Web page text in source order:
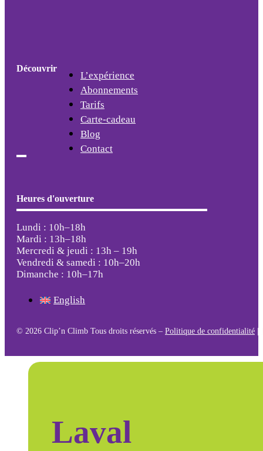
Découvrir
L’expérience
Abonnements
Tarifs
Carte-cadeau
Blog
Contact
Heures d'ouverture
Lundi : 10h–18h
Mardi : 13h–18h
Mercredi & jeudi : 13h – 19h
Vendredi & samedi : 10h–20h
Dimanche : 10h–17h
English
© 2026 Clip’n Climb Tous droits réservés – Politique de confidentialité
Laval